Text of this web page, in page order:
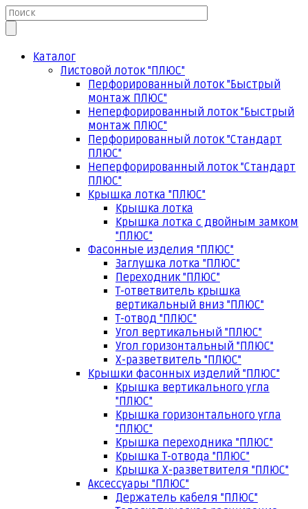
Каталог
Листовой лоток "ПЛЮС"
Перфорированный лоток "Быстрый
монтаж ПЛЮС"
Неперфорированный лоток "Быстрый
монтаж ПЛЮС"
Перфорированный лоток "Стандарт
ПЛЮС"
Неперфорированный лоток "Стандарт
ПЛЮС"
Крышка лотка "ПЛЮС"
Крышка лотка
Крышка лотка с двойным замком
"ПЛЮС"
Фасонные изделия "ПЛЮС"
Заглушка лотка "ПЛЮС"
Переходник "ПЛЮС"
Т-ответвитель крышка
вертикальный вниз "ПЛЮС"
Т-отвод "ПЛЮС"
Угол вертикальный "ПЛЮС"
Угол горизонтальный "ПЛЮС"
Х-разветвитель "ПЛЮС"
Крышки фасонных изделий "ПЛЮС"
Крышка вертикального угла
"ПЛЮС"
Крышка горизонтального угла
"ПЛЮС"
Крышка переходника "ПЛЮС"
Крышка Т-отвода "ПЛЮС"
Крышка Х-разветвителя "ПЛЮС"
Аксессуары "ПЛЮС"
Держатель кабеля "ПЛЮС"